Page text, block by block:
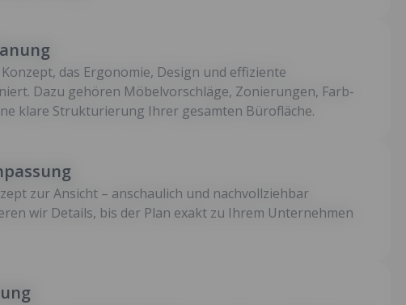
das Ergonomie, Design und effiziente
Dazu gehören Möbelvorschläge, Zonierungen, Farb-
klare Strukturierung Ihrer gesamten Bürofläche.
zur Ansicht – anschaulich und nachvollziehbar
wir Details, bis der Plan exakt zu Ihrem Unternehmen